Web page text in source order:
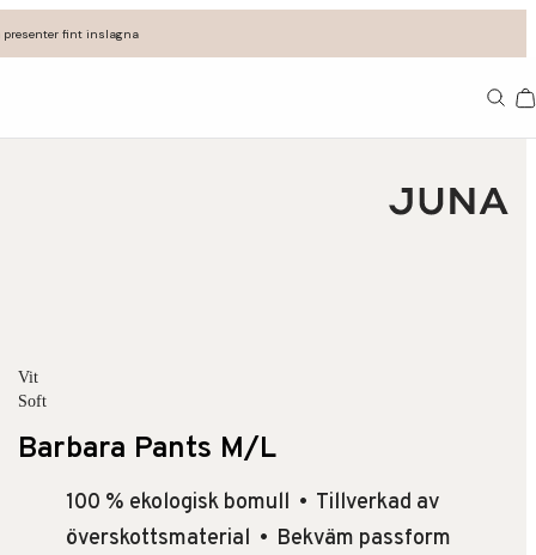
presenter fint inslagna
Vit
Soft
Barbara Pants M/L
100 % ekologisk bomull
Tillverkad av
överskottsmaterial
Bekväm passform